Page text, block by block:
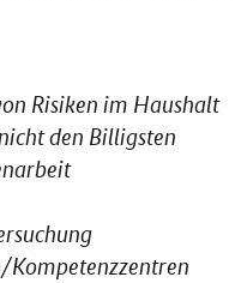
Risiken im Haushalt
den Billigsten
Kompetenzzentren